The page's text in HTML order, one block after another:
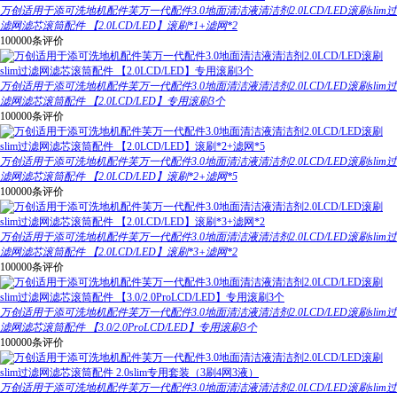
万创适用于添可洗地机配件芙万一代配件3.0地面清洁液清洁剂2.0LCD/LED滚刷slim过
滤网滤芯滚筒配件 【2.0LCD/LED】滚刷*1+滤网*2
100000条评价
万创适用于添可洗地机配件芙万一代配件3.0地面清洁液清洁剂2.0LCD/LED滚刷slim过
滤网滤芯滚筒配件 【2.0LCD/LED】专用滚刷3个
100000条评价
万创适用于添可洗地机配件芙万一代配件3.0地面清洁液清洁剂2.0LCD/LED滚刷slim过
滤网滤芯滚筒配件 【2.0LCD/LED】滚刷*2+滤网*5
100000条评价
万创适用于添可洗地机配件芙万一代配件3.0地面清洁液清洁剂2.0LCD/LED滚刷slim过
滤网滤芯滚筒配件 【2.0LCD/LED】滚刷*3+滤网*2
100000条评价
万创适用于添可洗地机配件芙万一代配件3.0地面清洁液清洁剂2.0LCD/LED滚刷slim过
滤网滤芯滚筒配件 【3.0/2.0ProLCD/LED】专用滚刷3个
100000条评价
万创适用于添可洗地机配件芙万一代配件3.0地面清洁液清洁剂2.0LCD/LED滚刷slim过